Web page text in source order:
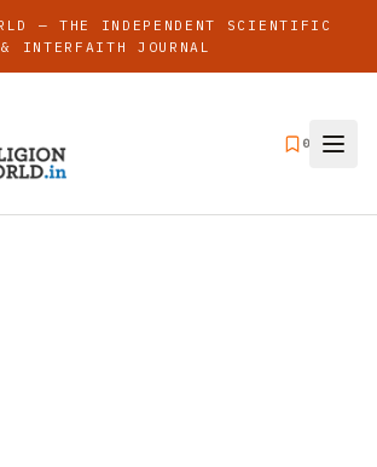
— THE INDEPENDENT SCIENTIFIC
& INTERFAITH JOURNAL
0